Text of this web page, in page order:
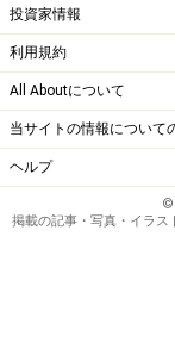
投資家情報
利用規約
All Aboutについて
当サイトの情報について
ヘルプ
©
掲載の記事・写真・イラス